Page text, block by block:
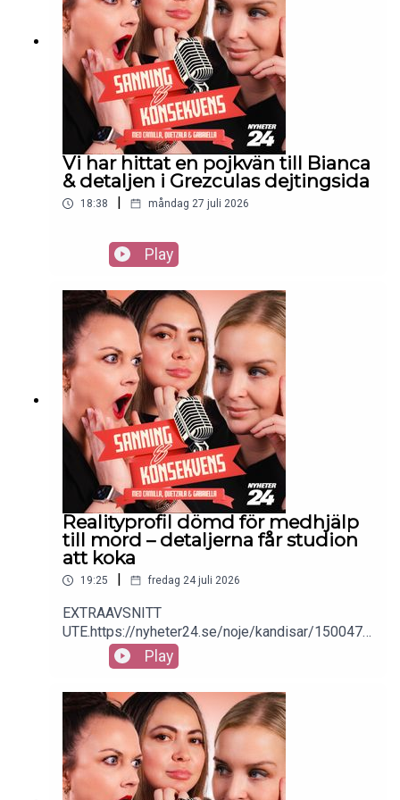
Vi har hittat en pojkvän till Bianca
& detaljen i Grezculas dejtingsida
18:38 | måndag 27 juli 2026
Play
Realityprofil dömd för medhjälp
till mord – detaljerna får studion
att koka
19:25 | fredag 24 juli 2026
EXTRAAVSNITT
UTE.https://nyheter24.se/noje/kandisar/1500479
-darfor-hjalpte-realityprofilen-mordarna-perfekt
Play